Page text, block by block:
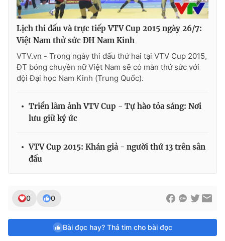
Lịch thi đấu và trực tiếp VTV Cup 2015 ngày 26/7:
Việt Nam thử sức ĐH Nam Kinh
VTV.vn - Trong ngày thi đấu thứ hai tại VTV Cup 2015,
ĐT bóng chuyền nữ Việt Nam sẽ có màn thử sức với
đội Đại học Nam Kinh (Trung Quốc).
Triển lãm ảnh VTV Cup - Tự hào tỏa sáng: Nơi
lưu giữ ký ức
VTV Cup 2015: Khán giả - người thứ 13 trên sân
đấu
0 0
Bài đọc hay? Thả tim cho bài đọc